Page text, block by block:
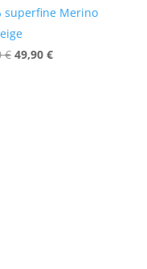
superfine Merino
€ Ursprünglicher
49,90€Aktueller